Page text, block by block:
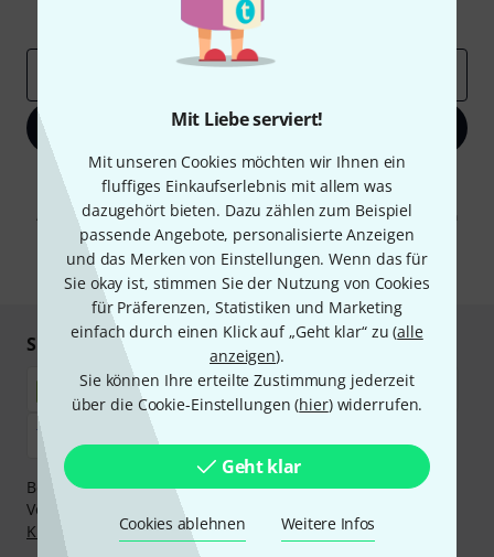
Mit Liebe serviert!
Mit unseren Cookies möchten wir Ihnen ein
fluffiges Einkaufserlebnis mit allem was
dazugehört bieten. Dazu zählen zum Beispiel
passende Angebote, personalisierte Anzeigen
und das Merken von Einstellungen. Wenn das für
Sie okay ist, stimmen Sie der Nutzung von Cookies
für Präferenzen, Statistiken und Marketing
einfach durch einen Klick auf „Geht klar“ zu (alle
anzeigen).
Sie können Ihre erteilte Zustimmung jederzeit
über die Cookie-Einstellungen (hier) widerrufen.
Geht klar
Cookies ablehnen Weitere Infos
Inspirierende Beiträge
Deals
Jetzt anmelden
Mit Klick auf „Jetzt anmelden“ stimmen Sie dem Erhalt von E-Mail-
Werbung und einer Messung des E-Mail-Nutzungsverhaltens zu. Die
Abmeldung ist jederzeit möglich. Weitere Informationen finden Sie in
unserenDatenschutzhinweisen.
* Pflichtfeld
Sicher einkaufen & bezahlen
Bezahlen Sie vertraulich und sicher per Nachnahme,
Vorkasse, PayPal, Amazon Pay,
Klarna Ratenzahlungoder Kreditkarte.